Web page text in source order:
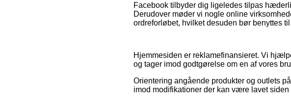
Facebook tilbyder dig ligeledes tilpas
Derudover møder vi nogle online
ordreforløbet, hvilket desuden bør benyttes
Hjemmesiden er reklamefinansieret. Vi
og tager imod godtgørelse om en af vores
Orientering angående produkter og outlets
imod modifikationer der kan være lavet